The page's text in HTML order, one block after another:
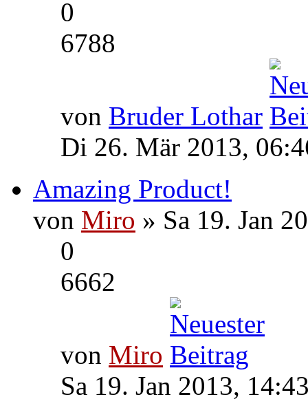
0
6788
von Bruder Lothar
Di 26. Mär 2013,
Amazing Product!
von Miro » Sa 19. Jan
0
6662
von Miro
Sa 19. Jan 2013,